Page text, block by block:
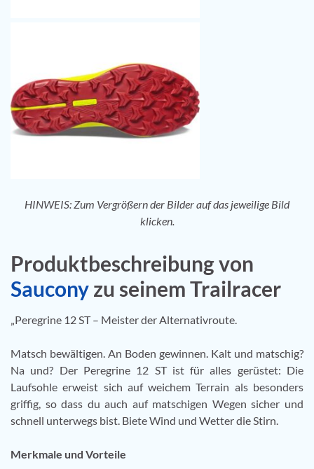
HINWEIS: Zum Vergrößern der Bilder auf das jeweilige Bild
klicken.
Produktbeschreibung von
Sauconyzu seinem Trailracer
„Peregrine 12 ST – Meister der Alternativroute.
Matsch bewältigen. An Boden gewinnen. Kalt und matschig?
Na und? Der Peregrine 12 ST ist für alles gerüstet: Die
Laufsohle erweist sich auf weichem Terrain als besonders
griffig, so dass du auch auf matschigen Wegen sicher und
schnell unterwegs bist. Biete Wind und Wetter die Stirn.
Merkmale und Vorteile